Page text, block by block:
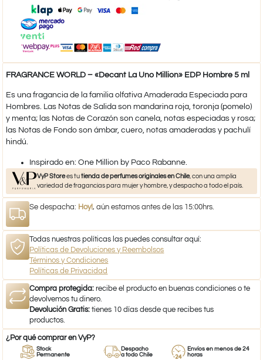
FRAGRANCE WORLD – «Decant La Uno Million» EDP Hombre 5 ml
Es una fragancia de la familia olfativa Amaderada Especiada para
Hombres. Las Notas de Salida son mandarina roja, toronja (pomelo)
y menta; las Notas de Corazón son canela, notas especiadas y rosa;
las Notas de Fondo son ámbar, cuero, notas amaderadas y pachulí
hindú.
Inspirado en: One Million by Paco Rabanne.​
VyP Storees tutienda de perfumes originales en Chile, con una amplia
variedad de fragancias para mujer y hombre, y despacho a todo el país.
Se despacha: Hoy!, aún estamos antes de las 15:00hrs.
Todas nuestras políticas las puedes consultar aquí:
Políticas de Devoluciones y Reembolsos
Términos y Condiciones
Políticas de Privacidad
Compra protegida: recibe el producto en buenas condiciones o te
devolvemos tu dinero.
Devolución Gratis: tienes 10 días desde que recibes tus
productos.
¿Por qué comprar en VyP?
Stock
Permanente
Despacho
a todo Chile
Envíos en menos de 24
horas